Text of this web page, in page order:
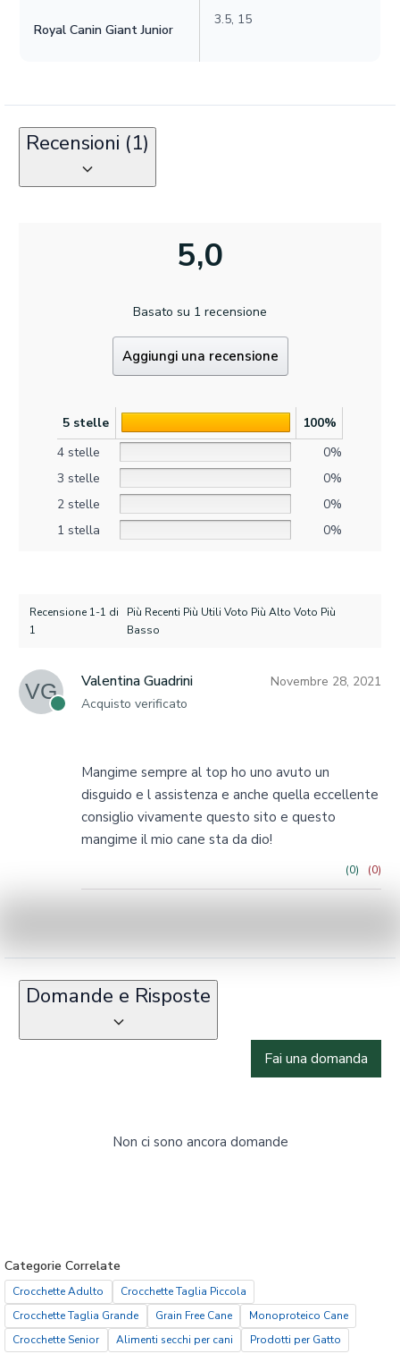
Royal Canin Giant Junior
3.5, 15
Recensioni (1)
5,0
Basato su 1 recensione
Aggiungi una recensione
5 stelle
100%
4 stelle
0%
3 stelle
0%
2 stelle
0%
1 stella
0%
Recensione 1-1 di
1
Più Recenti Più Utili Voto Più Alto Voto Più
Basso
VG Valentina Guadrini
Acquisto verificato
Novembre 28, 2021
Mangime sempre al top ho uno avuto un
disguido e l assistenza e anche quella eccellente
consiglio vivamente questo sito e questo
mangime il mio cane sta da dio!
(0) (0)
Domande e Risposte
Fai una domanda
Non ci sono ancora domande
Categorie Correlate
Crocchette Adulto
Crocchette Taglia Piccola
Crocchette Taglia Grande
Grain Free Cane
Monoproteico Cane
Crocchette Senior
Alimenti secchi per cani Prodotti per Gatto